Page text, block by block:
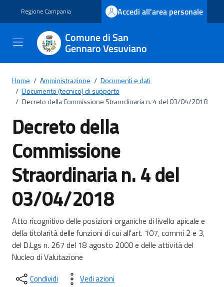
Regione Campania Accedi all'area personale
Comune di San
Gennaro Vesuviano
Home / Amministrazione / Documenti e dati
/ Documento (tecnico) di supporto
/ Decreto della Commissione Straordinaria n. 4 del 03/04/2018
Decreto della
Commissione
Straordinaria n. 4 del
03/04/2018
Dettagli del documento
Atto ricognitivo delle posizioni organiche di livello apicale e
della titolarità delle funzioni di cui all'art. 107, commi 2 e 3,
del D.Lgs n. 267 del 18 agosto 2000 e delle attività del
Nucleo di Valutazione
Condividi Vedi azioni